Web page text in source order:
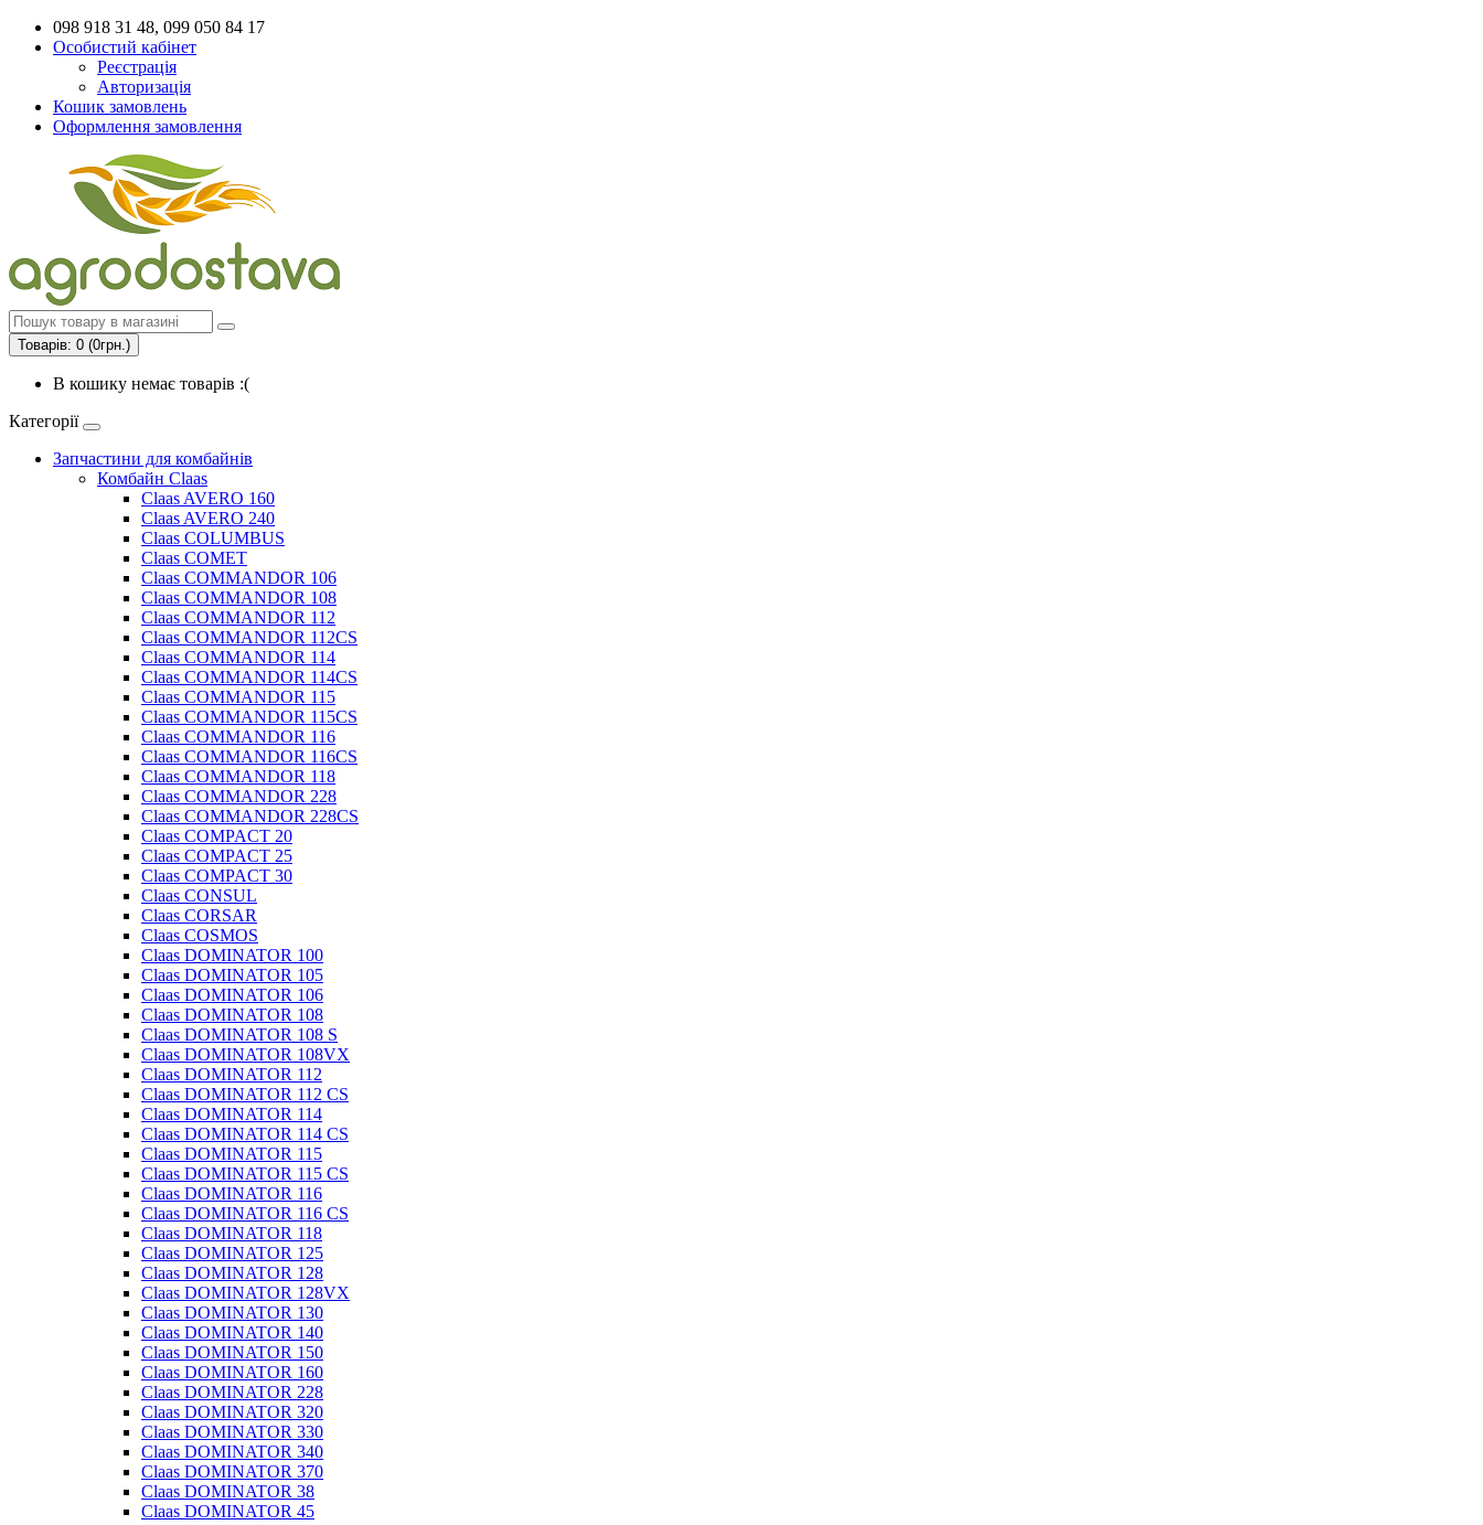
098 918 31 48, 099 050 84 17
Особистий кабінет
Реєстрація
Авторизація
Кошик замовлень
Оформлення замовлення
Товарів: 0 (0грн.)
В кошику немає товарів :(
Категорії
Запчастини для комбайнів
Комбайн Claas
Claas AVERO 160
Claas AVERO 240
Claas COLUMBUS
Claas COMET
Claas COMMANDOR 106
Claas COMMANDOR 108
Claas COMMANDOR 112
Claas COMMANDOR 112CS
Claas COMMANDOR 114
Claas COMMANDOR 114CS
Claas COMMANDOR 115
Claas COMMANDOR 115CS
Claas COMMANDOR 116
Claas COMMANDOR 116CS
Claas COMMANDOR 118
Claas COMMANDOR 228
Claas COMMANDOR 228CS
Claas COMPACT 20
Claas COMPACT 25
Claas COMPACT 30
Claas CONSUL
Claas CORSAR
Claas COSMOS
Claas DOMINATOR 100
Claas DOMINATOR 105
Claas DOMINATOR 106
Claas DOMINATOR 108
Claas DOMINATOR 108 S
Claas DOMINATOR 108VX
Claas DOMINATOR 112
Claas DOMINATOR 112 CS
Claas DOMINATOR 114
Claas DOMINATOR 114 CS
Claas DOMINATOR 115
Claas DOMINATOR 115 CS
Claas DOMINATOR 116
Claas DOMINATOR 116 CS
Claas DOMINATOR 118
Claas DOMINATOR 125
Claas DOMINATOR 128
Claas DOMINATOR 128VX
Claas DOMINATOR 130
Claas DOMINATOR 140
Claas DOMINATOR 150
Claas DOMINATOR 160
Claas DOMINATOR 228
Claas DOMINATOR 320
Claas DOMINATOR 330
Claas DOMINATOR 340
Claas DOMINATOR 370
Claas DOMINATOR 38
Claas DOMINATOR 45